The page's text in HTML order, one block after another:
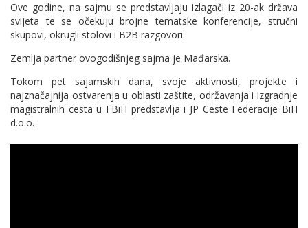
Ove godine, na sajmu se predstavljaju izlagači iz 20-ak država
svijeta te se očekuju brojne tematske konferencije, stručni
skupovi, okrugli stolovi i B2B razgovori.
Zemlja partner ovogodišnjeg sajma je Mađarska.
Tokom pet sajamskih dana, svoje aktivnosti, projekte i
najznačajnija ostvarenja u oblasti zaštite, održavanja i izgradnje
magistralnih cesta u FBiH predstavlja i JP Ceste Federacije BiH
d.o.o.